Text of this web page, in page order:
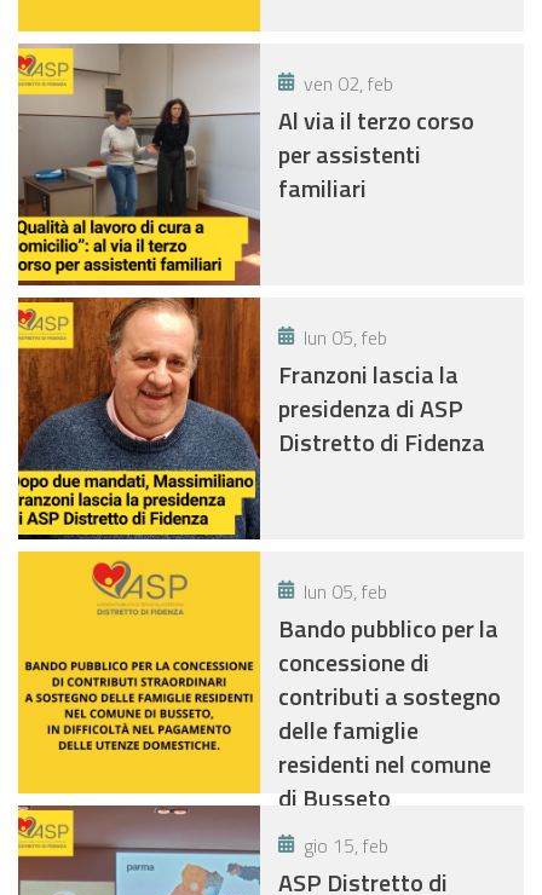
ven 02, feb
Al via il terzo corso
per assistenti
familiari
lun 05, feb
Franzoni lascia la
presidenza di ASP
Distretto di Fidenza
lun 05, feb
Bando pubblico per la
concessione di
contributi a sostegno
delle famiglie
residenti nel comune
di Busseto
gio 15, feb
ASP Distretto di